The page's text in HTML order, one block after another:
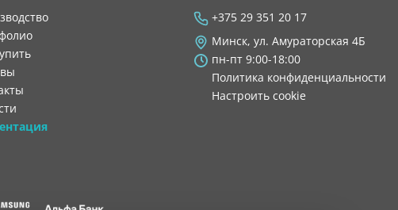
+375 29 351 20 17
Минск, ул. Амураторская 4Б
пн-пт 9:00-18:00
Политика конфиденциальности
Настроить cookie